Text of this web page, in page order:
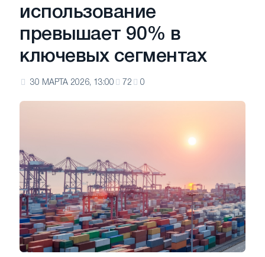
использование
превышает 90% в
ключевых сегментах
30 МАРТА 2026, 13:00 72 0